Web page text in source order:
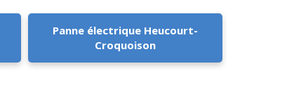
Panne électrique Heucourt-
Croquoison